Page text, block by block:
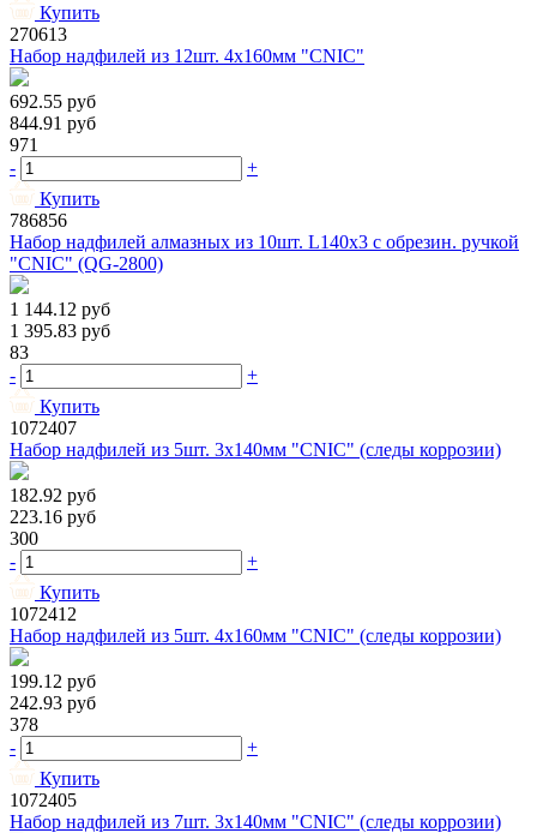
Купить
270613
Набор надфилей из 12шт. 4х160мм "CNIC"
692.55 руб
844.91 руб
971
-
+
Купить
786856
Набор надфилей алмазных из 10шт. L140х3 с обрезин. ручкой
"CNIC" (QG-2800)
1 144.12 руб
1 395.83 руб
83
-
+
Купить
1072407
Набор надфилей из 5шт. 3х140мм "CNIC" (следы коррозии)
182.92 руб
223.16 руб
300
-
+
Купить
1072412
Набор надфилей из 5шт. 4х160мм "CNIC" (следы коррозии)
199.12 руб
242.93 руб
378
-
+
Купить
1072405
Набор надфилей из 7шт. 3х140мм "CNIC" (следы коррозии)